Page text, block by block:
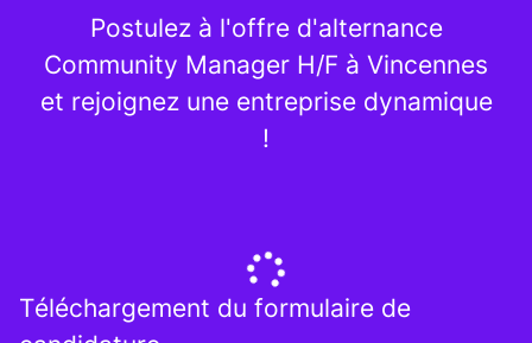
Postulez à l'offre d'alternance
Community Manager H/F à Vincennes
et rejoignez une entreprise dynamique
!
Téléchargement du formulaire de